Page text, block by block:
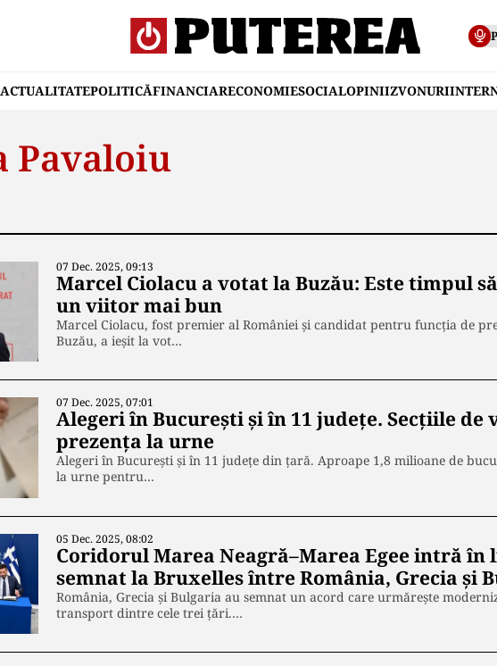
ACTUALITATEPOLITICĂFINANCIARECONOMIESOCIALOPINIIZVONURI
Pavaloiu
07 Dec. 2025, 09:13
Marcel Ciolacu a votat la Buzău: Este timpul
un viitor mai bun
Marcel Ciolacu, fost premier al României și candidat pentru funcția de
Buzău, a ieșit la vot…
07 Dec. 2025, 07:01
Alegeri în București și în 11 județe. Secțiile de
prezența la urne
Alegeri în București și în 11 județe din țară. Aproape 1,8 milioane de
la urne pentru…
05 Dec. 2025, 08:02
Coridorul Marea Neagră–Marea Egee intră
semnat la Bruxelles între România, Grecia și
România, Grecia și Bulgaria au semnat un acord care urmărește
transport dintre cele trei țări.…